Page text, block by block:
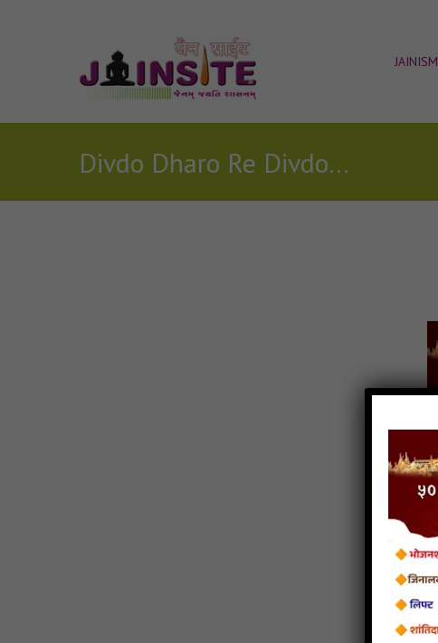
JAINISM
Divdo Dharo Re Divdo MP3 Download